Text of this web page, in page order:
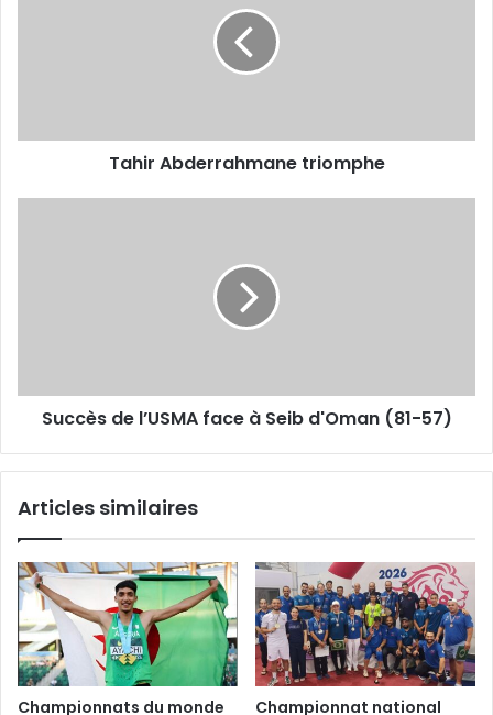
Tahir Abderrahmane triomphe
57)
Succès de l’USMA face à Seib d'Oman (81-57)
Articles similaires
Championnats du monde Championnat national